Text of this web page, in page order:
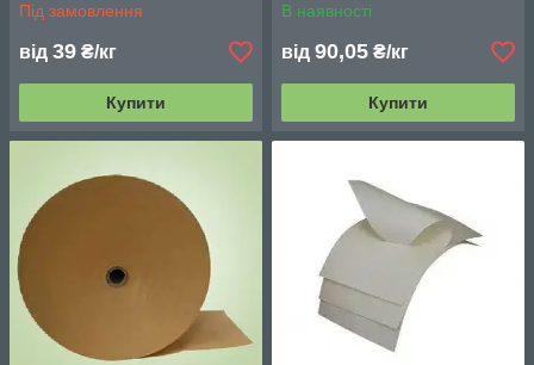
Під замовлення
від 39 ₴/кг
Купити
В наявності
від 90,05 ₴/кг
Купити